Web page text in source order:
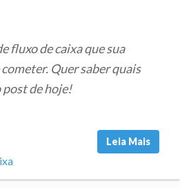
fluxo de caixa que sua
Quer saber quais
post de hoje!
Leia Mais